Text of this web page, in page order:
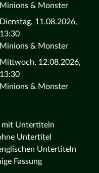
Minions & Monster
Dienstag, 11.08.2026,
13:30
Minions & Monster
Mittwoch, 12.08.2026,
13:30
Minions & Monster
mit Untertiteln
Untertitel
Untertiteln
Fassung